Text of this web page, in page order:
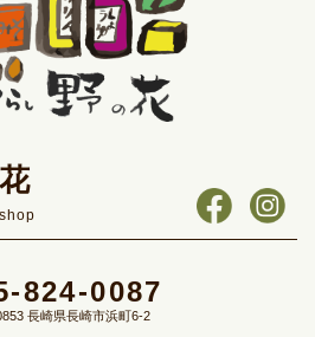
824-0087
長崎県長崎市浜町6-2